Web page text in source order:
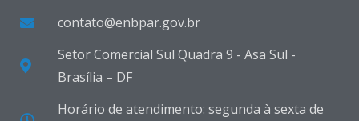
contato@enbpar.gov.br
Setor Comercial Sul Quadra 9 - Asa Sul -
Brasília – DF
Horário de atendimento: segunda à sexta de